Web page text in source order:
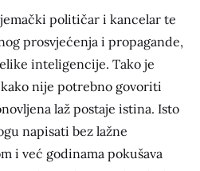
političar i kancelar te
prosvjećenja i propagande,
inteligencije. Tako je
nije potrebno govoriti
laž postaje istina. Isto
napisati bez lažne
i već godinama pokušava